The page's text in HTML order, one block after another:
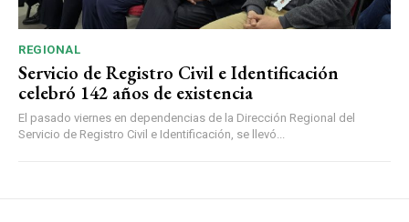
REGIONAL
Servicio de Registro Civil e Identificación
celebró 142 años de existencia
El pasado viernes en dependencias de la Dirección Regional del
Servicio de Registro Civil e Identificación, se llevó...